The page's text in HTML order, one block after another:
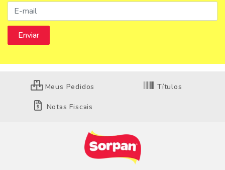
Meus Pedidos Títulos
Notas Fiscais